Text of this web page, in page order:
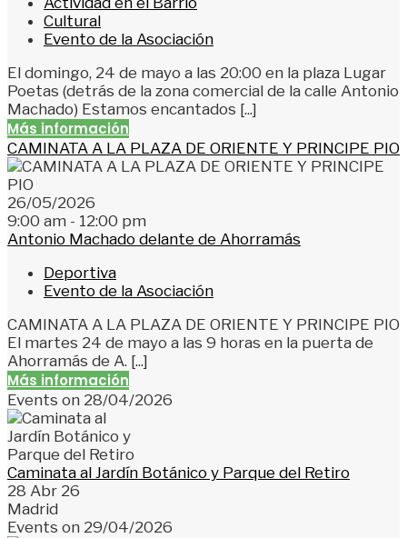
Cultural
Evento de la Asociación
El domingo, 24 de mayo a las 20:00 en la plaza Lugar
Poetas (detrás de la zona comercial de la calle Antonio
Machado) Estamos encantados [...]
Más información
CAMINATA A LA PLAZA DE ORIENTE Y PRINCIPE PIO
26/05/2026
9:00 am - 12:00 pm
Antonio Machado delante de Ahorramás
Deportiva
Evento de la Asociación
CAMINATA A LA PLAZA DE ORIENTE Y PRINCIPE PIO
El martes 24 de mayo a las 9 horas en la puerta de
Ahorramás de A. [...]
Más información
Events on 28/04/2026
Caminata al Jardín Botánico y Parque del Retiro
28 Abr 26
Madrid
Events on 29/04/2026